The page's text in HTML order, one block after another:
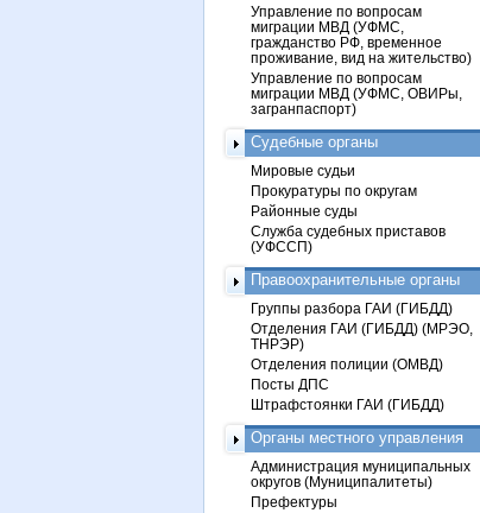
Управление по вопросам
миграции МВД (УФМС,
гражданство РФ, временное
проживание, вид на жительство)
Управление по вопросам
миграции МВД (УФМС, ОВИРы,
загранпаспорт)
Судебные органы
Мировые судьи
Прокуратуры по округам
Районные суды
Служба судебных приставов
(УФССП)
Правоохранительные органы
Группы разбора ГАИ (ГИБДД)
Отделения ГАИ (ГИБДД) (МРЭО,
ТНРЭР)
Отделения полиции (ОМВД)
Посты ДПС
Штрафстоянки ГАИ (ГИБДД)
Органы местного управления
Администрация муниципальных
округов (Муниципалитеты)
Префектуры